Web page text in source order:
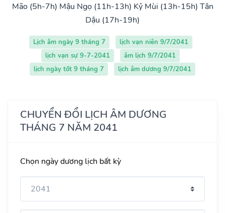
Mão (5h-7h) Mậu Ngọ (11h-13h) Kỷ Mùi (13h-15h) Tân
Dậu (17h-19h)
Lịch âm ngày 9 tháng 7
lịch vạn niên 9/7/2041
lịch vạn sự 9-7-2041
âm lịch 9/7/2041
lịch ngày tốt 9 tháng 7
lịch âm dương 9/7/2041
CHUYỂN ĐỔI LỊCH ÂM DƯƠNG
THÁNG 7 NĂM 2041
Chọn ngày dương lịch bất kỳ